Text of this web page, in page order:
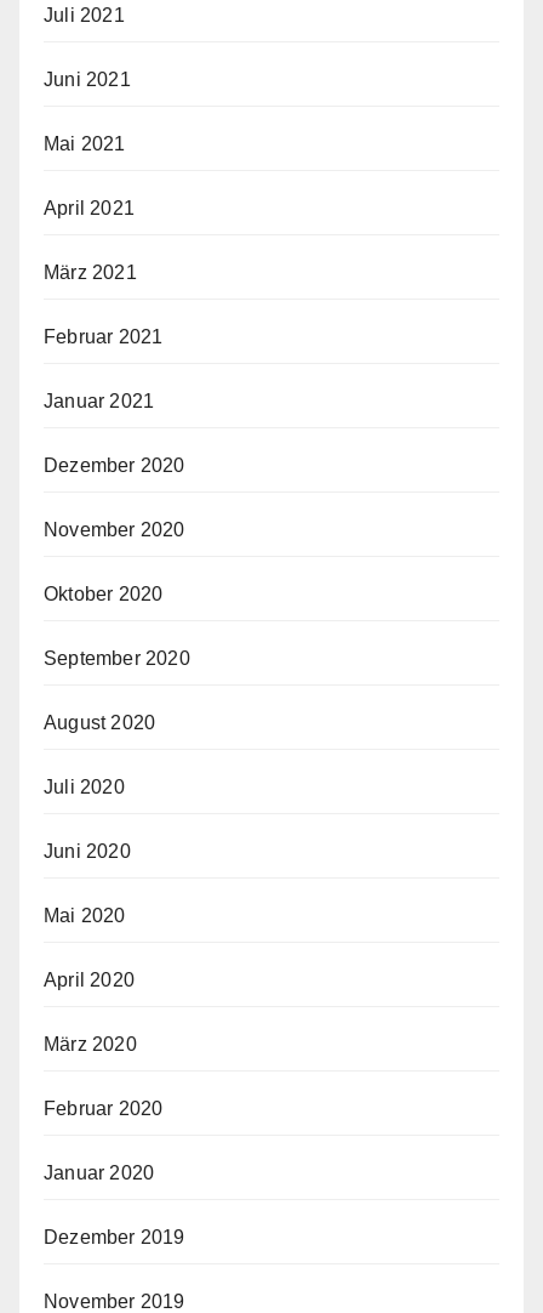
Juli 2021
Juni 2021
Mai 2021
April 2021
März 2021
Februar 2021
Januar 2021
Dezember 2020
November 2020
Oktober 2020
September 2020
August 2020
Juli 2020
Juni 2020
Mai 2020
April 2020
März 2020
Februar 2020
Januar 2020
Dezember 2019
November 2019